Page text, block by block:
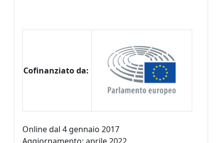
Cofinanziato da:
Online dal 4 gennaio 2017